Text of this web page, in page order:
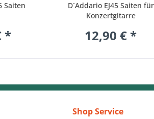
Saiten
*
D`Addario EJ45 Saiten für
Konzertgitarre
12,90 € *
Shop Service